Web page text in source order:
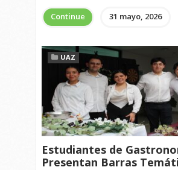
Continue 31 mayo, 2026
UAZ
Estudiantes de
Presentan Barras